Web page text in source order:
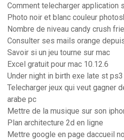
Comment telecharger application
Photo noir et blanc couleur
Nombre de niveau candy crush
Consulter ses mails orange
Savoir si un jeu tourne sur mac
Excel gratuit pour mac 10.12.6
Under night in birth exe late st ps3
Telecharger jeux qui veut gagner
arabe pc
Mettre de la musique sur son
Plan architecture 2d en ligne
Mettre google en page daccueil